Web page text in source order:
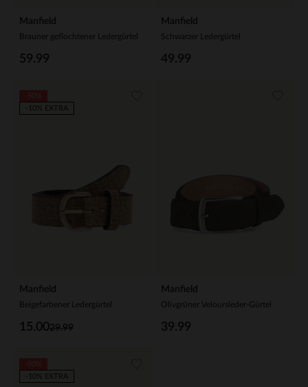
Manfield
Brauner geflochtener Ledergürtel
59.99
Manfield
Schwarzer Ledergürtel
49.99
Manfield
Beigefarbener Ledergürtel
29.99
15.00
-10% EXTRA
Manfield
Olivgrüner Veloursleder-Gürtel
39.99
-10% EXTRA